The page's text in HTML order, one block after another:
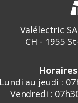
Valélectric
CH - 1955
Lundi au jeudi :
Vendredi :